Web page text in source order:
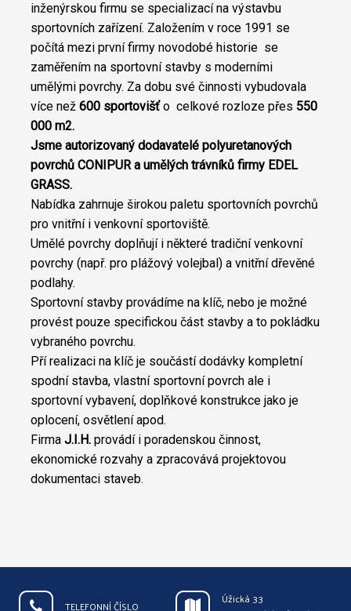
inženýrskou firmu se specializací na výstavbu
sportovních zařízení. Založením v roce 1991 se
počítá mezi první firmy novodobé historie se
zaměřením na sportovní stavby s moderními
umělými povrchy. Za dobu své činnosti vybudovala
více než 600 sportovišťo celkové rozloze přes 550
000 m2.
Jsme autorizovaný dodavatelé polyuretanových
povrchů CONIPUR a umělých trávníků firmy EDEL
GRASS.
Nabídka zahrnuje širokou paletu sportovních povrchů
pro vnitřní i venkovní sportoviště.
Umělé povrchy doplňují i některé tradiční venkovní
povrchy (např. pro plážový volejbal) a vnitřní dřevěné
podlahy.
Sportovní stavby provádíme na klíč, nebo je možné
provést pouze specifickou část stavby a to pokládku
vybraného povrchu.
Pří realizaci na klíč je součástí dodávky kompletní
spodní stavba, vlastní sportovní povrch ale i
sportovní vybavení, doplňkové konstrukce jako je
oplocení, osvětlení apod.
Firma J.I.H. provádí i poradenskou činnost,
ekonomické rozvahy a zpracovává projektovou
dokumentaci staveb.
TELEFONNÍ ČÍSLO
Úžická 33